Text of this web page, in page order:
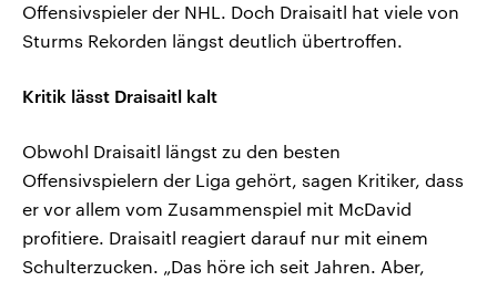
Offensivspieler der NHL. Doch Draisaitl hat viele von
Sturms Rekorden längst deutlich übertroffen.
Kritik lässt Draisaitl kalt
Obwohl Draisaitl längst zu den besten
Offensivspielern der Liga gehört, sagen Kritiker, dass
er vor allem vom Zusammenspiel mit McDavid
profitiere. Draisaitl reagiert darauf nur mit einem
Schulterzucken. „Das höre ich seit Jahren. Aber,